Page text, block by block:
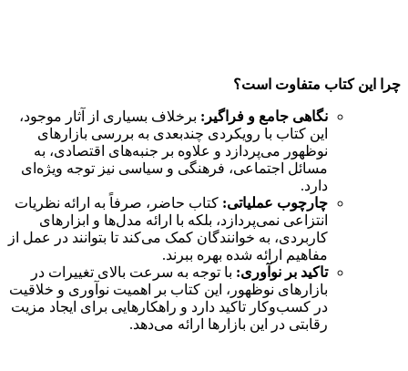
چرا این کتاب متفاوت است؟
نگاهی جامع و فراگیر: برخلاف بسیاری از آثار موجود،
این کتاب با رویکردی چندبعدی به بررسی بازارهای
نوظهور می‌پردازد و علاوه بر جنبه‌های اقتصادی، به
مسائل اجتماعی، فرهنگی و سیاسی نیز توجه ویژه‌ای
دارد.
چارچوب عملیاتی: کتاب حاضر، صرفاً به ارائه نظریات
انتزاعی نمی‌پردازد، بلکه با ارائه مدل‌ها و ابزارهای
کاربردی، به خوانندگان کمک می‌کند تا بتوانند در عمل از
مفاهیم ارائه شده بهره ببرند.
تاکید بر نوآوری: با توجه به سرعت بالای تغییرات در
بازارهای نوظهور، این کتاب بر اهمیت نوآوری و خلاقیت
در کسب‌وکار تاکید دارد و راهکارهایی برای ایجاد مزیت
رقابتی در این بازارها ارائه می‌دهد.